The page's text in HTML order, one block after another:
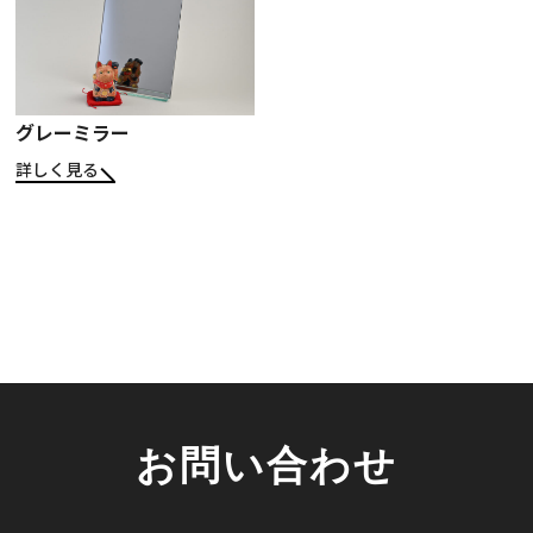
お知らせ・社内報
採用情報
グレーミラー
詳しく見る
お問い合わせ